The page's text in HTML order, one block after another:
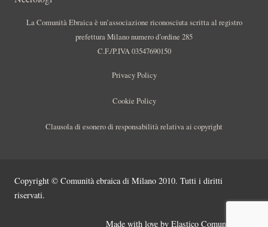
La Comunità Ebraica è un’associazione riconosciuta scritta al registro
prefettura Milano numero d’ordine 285
C.F./P.IVA 03547690150
Privacy Policy
Cookie Policy
Clausola di esonero di responsabilità relativa ai copyright
Copyright © Comunità ebraica di Milano 2010. Tutti i diritti
riservati.
Made with love by Elastico Comunicazione